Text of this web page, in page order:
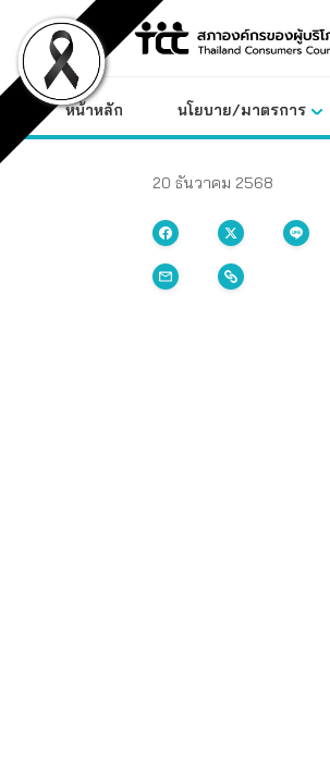
content
หน้าหลัก นโยบาย/มาตรการ
20 ธันวาคม 2568